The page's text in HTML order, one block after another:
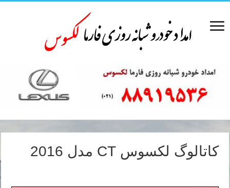
کاتالوگ لکسوس CT مدل 2016